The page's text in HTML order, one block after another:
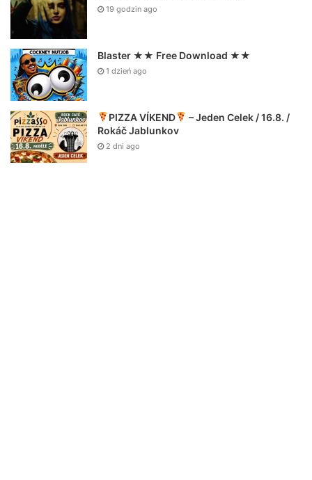
19 godzin ago
Blaster ★★ Free Download ★★
1 dzień ago
PIZZA VÍKEND
– Jeden Celek / 16.8. /
Rokáč Jablunkov
2 dni ago